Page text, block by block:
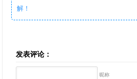
解！
发表评论：
昵称